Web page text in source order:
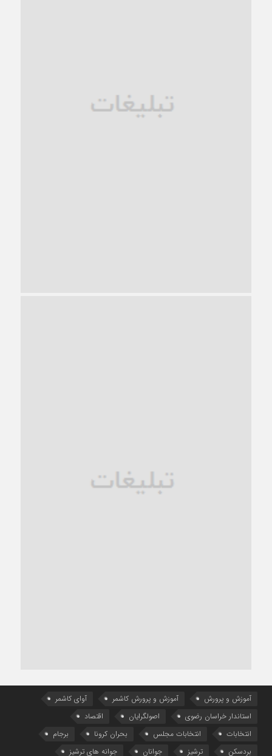
آموزش و پرورش آموزش و پرورش کاشمر
آوای کاشمر
استاندار خراسان رضوی
اصولگرایان
اقتصاد
انتخابات
انتخابات مجلس بحران کرونا
برجام
بردسکن
ترشیز جوانان جوانه های ترشیز